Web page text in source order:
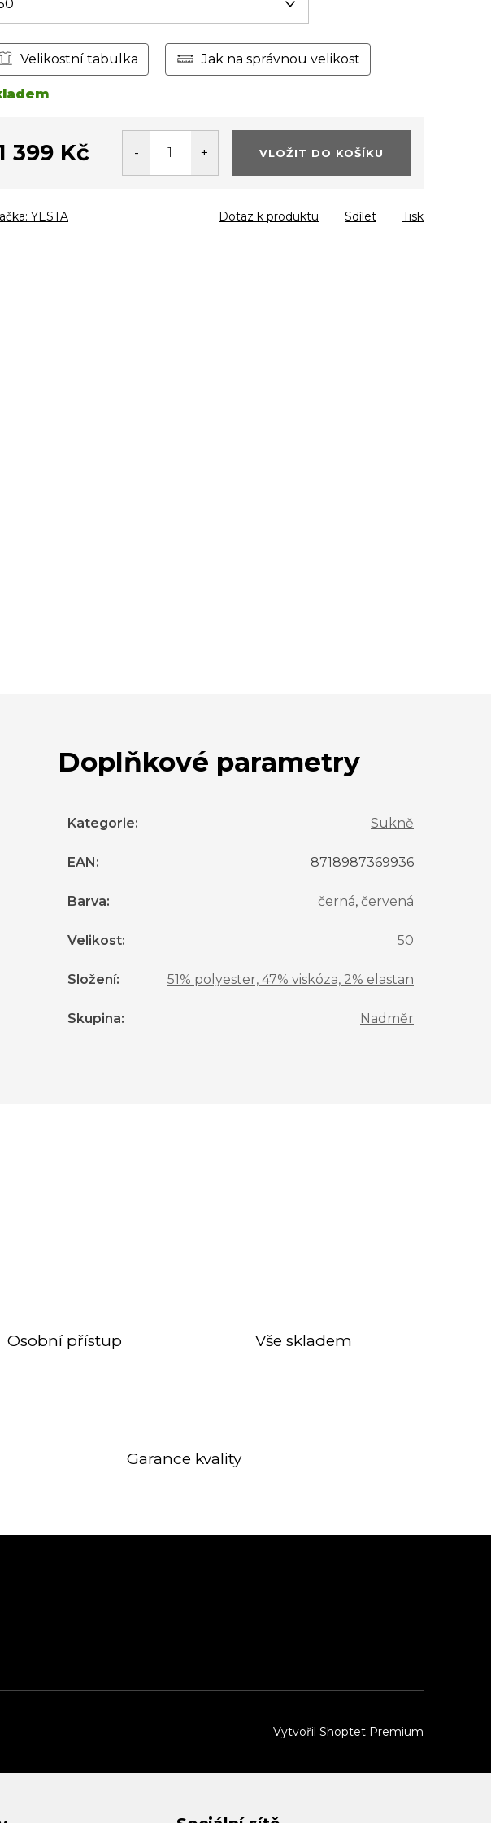
Velikostní tabulka Jak na správnou velikost
399 Kč VLOŽIT DO KOŠÍKU
YESTA Tisk
Dotaz k produktu Sdílet
Doplňkové parametry
Kategorie: Sukně
EAN : 8718987369936
Barva: černá, červená
Velikost: 50
Složení: 51% polyester, 47% viskóza, 2% elastan
Skupina: Nadměr
Osobní přístup Vše skladem
Garance kvality
Vytvořil Shoptet Premium